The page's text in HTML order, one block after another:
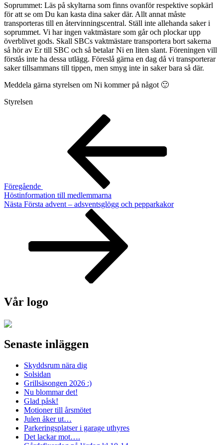
Soprummet: Läs på skyltarna som finns ovanför respektive sopkärl
för att se om Du kan kasta dina saker där. Allt annat måste
transporteras till en återvinningscentral. Ställ inte allehanda saker i
soprummet. Vi har ingen vaktmästare som går och plockar upp
överblivet gods. Skall SBCs vaktmästare transportera bort sakerna
så hör av Er till SBC och så betalar Ni en liten slant. Föreningen vill
förstås inte ha dessa utlägg. Föreslå gärna en dag då vi transporterar
saker tillsammans till tippen, men smyg inte in saker bara så där.
Meddela gärna styrelsen om Ni kommer på något 🙂
Styrelsen
Inläggsnavigering
Föregående
Höstinformation till medlemmarna
Nästa
Nästa Första advent – adsventsglögg och pepparkakor
Vår logo
Senaste inläggen
Skyddsrum nära dig
Solsidan
Grillsäsongen 2026 :)
Nu blommar det!
Glad påsk!
Motioner till årsmötet
Julen åker ut…
Parkeringsplatser i garage uthyres
Det lackar mot….